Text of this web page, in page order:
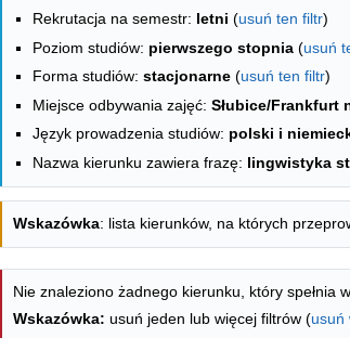
Rekrutacja na semestr: letni (usuń ten filtr)
Poziom studiów: pierwszego stopnia (usuń
Forma studiów: stacjonarne (usuń ten filtr)
Miejsce odbywania zajęć: Słubice/Frankfurt
Język prowadzenia studiów: polski i
Nazwa kierunku zawiera frazę: lingwistyka
Wskazówka: lista kierunków, na których
Nie znaleziono żadnego kierunku, który spełnia
Wskazówka: usuń jeden lub więcej filtrów (usuń